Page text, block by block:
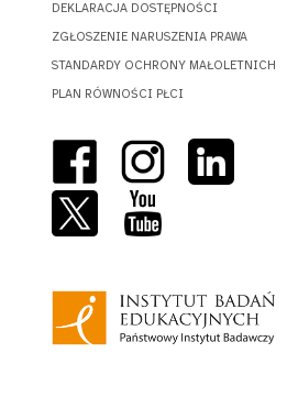
DEKLARACJA DOSTĘPNOŚCI
ZGŁOSZENIE NARUSZENIA PRAWA
STANDARDY OCHRONY MAŁOLETNICH
PLAN RÓWNOŚCI PŁCI